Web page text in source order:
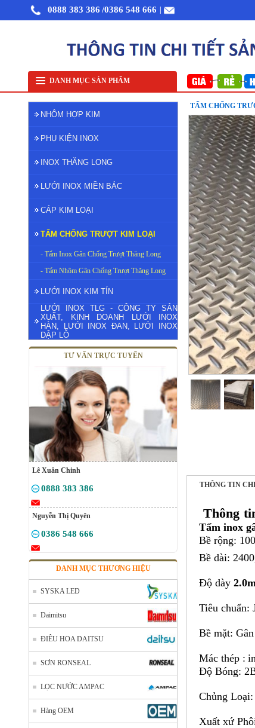
0888 383 386 /0386 548 666
DANH MỤC SẢN PHẨM
Nhôm cuộn cắt lẻ Nhôm cuộn A1050 Nhôm bảo ôn cuộn mỏng A1050
NHÔM HỢP KIM
PHỤ KIỆN INOX
INOX THĂNG LONG
LƯỚI INOX MIỀN BẮC
CÁP KIM LOẠI
TẤM CHỐNG TRƯỢT KIM LOẠI
- Tấm Inox Gân Chống Trượt Thăng Long
- Tấm Nhôm Gân Chống Trượt Thăng Long
LƯỚI INOX KIM TÍN
LƯỚI INOX TLG - CÔNG TY SẢN
XUẤT, KINH DOANH LƯỚI INOX
HÀN, LƯỚI INOX ĐAN, LƯỚI INOX
DẬP LỖ
TƯ VẤN TRỰC TUYẾN
Lê Xuân Chinh
0888 383 386
Nguyễn Thị Quyên
0386 548 666
DANH MỤC THƯƠNG HIỆU
SYSKA LED
Daimitsu
ĐIÊU HOA DAITSU
SƠN RONSEAL
LỌC NƯỚC AMPAC
Hàng OEM
TẤM CHỐNG
THÔNG TIN
Thông
Tấm inox
Bề rộng:
Bề dài:
Độ dày
Tiêu
Bề mặt:
Mác thép :
Độ Bóng:
Chủng
Xuất xứ